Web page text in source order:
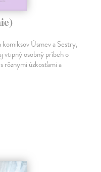
Úsmev a Sestry,
vtipný osobný príbeh o
rôznymi úzkosťami a